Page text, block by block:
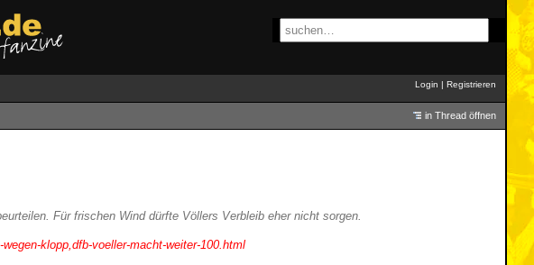
Login | Registrieren
in Thread öffnen
Für frischen Wind dürfte Völlers Verbleib eher nicht sorgen.
klopp,dfb-voeller-macht-weiter-100.html